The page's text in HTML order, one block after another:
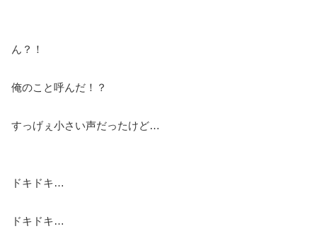
ん？！
俺のこと呼んだ！？
すっげぇ小さい声だったけど…
ドキドキ…
ドキドキ…